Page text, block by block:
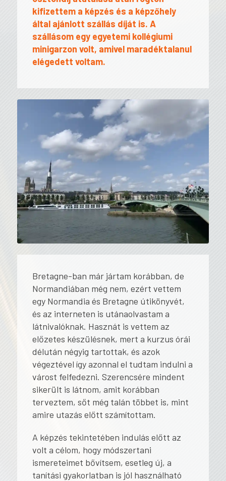
kifizettem a képzés és a képzőhely
által ajánlott szállás díját is. A
szállásom egy egyetemi kollégiumi
minigarzon volt, amivel maradéktalanul
elégedett voltam.
Bretagne-ban már jártam korábban, de
Normandiában még nem, ezért vettem
egy Normandia és Bretagne útikönyvét,
és az interneten is utánaolvastam a
látnivalóknak. Hasznát is vettem az
előzetes készülésnek, mert a kurzus órái
délután négyig tartottak, és azok
végeztével így azonnal el tudtam indulni a
várost felfedezni. Szerencsére mindent
sikerült is látnom, amit korábban
terveztem, sőt még talán többet is, mint
amire utazás előtt számítottam.
A képzés tekintetében indulás előtt az
volt a célom, hogy módszertani
ismereteimet bővítsem, esetleg új, a
tanítási gyakorlatban is jól használható